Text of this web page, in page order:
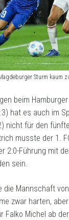
Sturm kaum
beim
hat es auch im
nicht für den
musste der 1.
2:0-Führung mit
sein.
die Mannschaft
zwar harten,
Falko Michel ab